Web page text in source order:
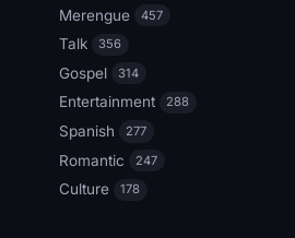
Merengue 457
Talk 356
Gospel 314
Entertainment 288
Spanish 277
Romantic 247
Culture 178